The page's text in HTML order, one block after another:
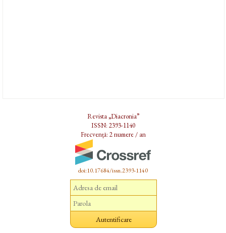
Revista „Diacronia”
ISSN: 2393-1140
Frecvență: 2 numere / an
doi:10.17684/issn.2393-1140